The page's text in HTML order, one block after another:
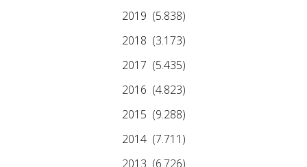
2019 (5.838)
2018 (3.173)
2017 (5.435)
2016 (4.823)
2015 (9.288)
2014 (7.711)
2013 (6.726)